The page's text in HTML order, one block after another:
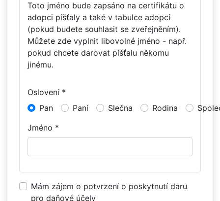
Toto jméno bude zapsáno na certifikátu o
adopci píšťaly a také v tabulce adopcí
(pokud budete souhlasit se zveřejněním).
Můžete zde vyplnit libovolné jméno - např.
pokud chcete darovat píšťalu někomu
jinému.
Oslovení *
Pan
Paní Slečna Rodina
Jméno *
Mám zájem o potvrzení o poskytnutí daru
pro daňové účely